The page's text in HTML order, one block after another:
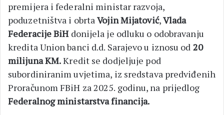
premijera i federalni ministar razvoja,
poduzetništva i obrtaVojin Mijatović,Vlada
Federacije BiHdonijela je odluku o odobravanju
kredita Union banci d.d. Sarajevo u iznosu od 20
milijuna KM.Kredit se dodjeljuje pod
subordiniranim uvjetima, iz sredstava predviđenih
Proračunom FBiH za 2025. godinu, na prijedlog
Federalnog ministarstva financija.